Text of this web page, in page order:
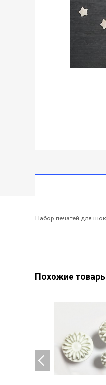
Набор печатей для
Похожие